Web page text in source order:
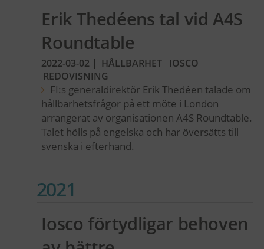
Erik Thedéens tal vid A4S
Roundtable
2022-03-02 | HÅLLBARHET
IOSCO
REDOVISNING
FI:s generaldirektör Erik Thedéen talade om
hållbarhetsfrågor på ett möte i London
arrangerat av organisationen A4S Roundtable.
Talet hölls på engelska och har översätts till
svenska i efterhand.
2021
Iosco förtydligar behoven